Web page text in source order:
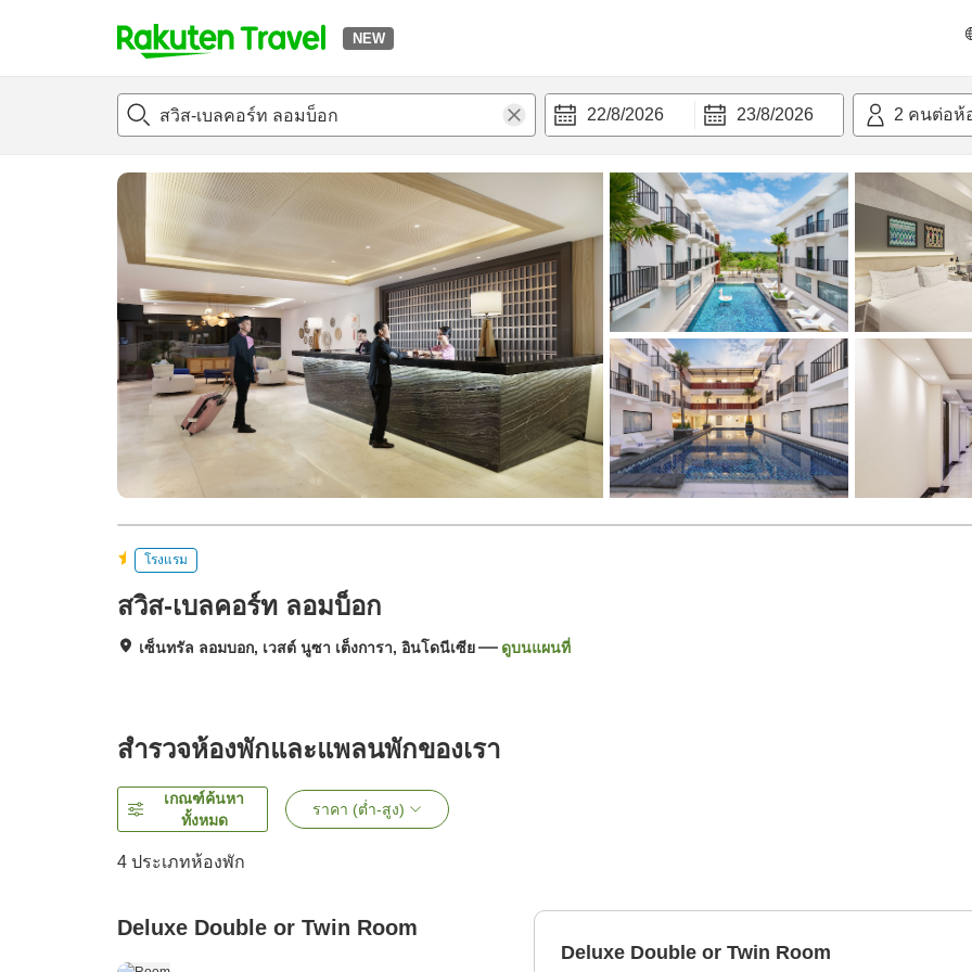
NEW
t
p
a
e
_
e
a
r
h
22/8/2026 23/8/2026 2 คนต่อห้
แนะนำที่พัก ห้องพักและแพลนพัก รีวิว
โรงแรม
สวิส-เบลคอร์ท ลอมบ็อก
เซ็นทรัล ลอมบอก, เวสต์ นูซา เต็งการา, อินโดนีเซีย ดูบนแผนที่
สำรวจห้องพักและแพลนพักของเรา
เกณฑ์ค้นหา
ทั้งหมด
ราคา (ต่ำ-สูง)
4 ประเภทห้องพัก
Deluxe Double or Twin Room
Deluxe Double or Twin Room